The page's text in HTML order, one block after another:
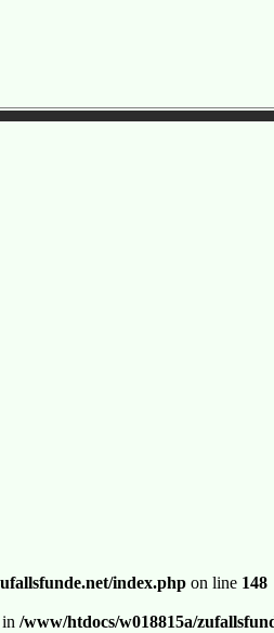
index.php on line 148
/www/htdocs/w018815a/